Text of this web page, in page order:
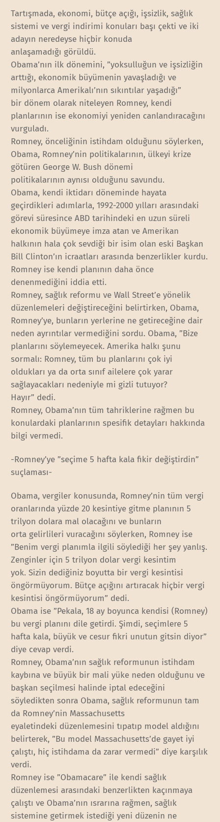
Tartışmada, ekonomi, bütçe açığı, işsizlik, sağlık
sistemi ve vergi indirimi konuları başı çekti ve iki
adayın neredeyse hiçbir konuda
anlaşamadığı görüldü.
Obama’nın ilk dönemini, ”yoksulluğun ve işsizliğin
arttığı, ekonomik büyümenin yavaşladığı ve
milyonlarca Amerikalı’nın sıkıntılar yaşadığı”
bir dönem olarak niteleyen Romney, kendi
planlarının ise ekonomiyi yeniden canlandıracağını
vurguladı.
Romney, önceliğinin istihdam olduğunu söylerken,
Obama, Romney’nin politikalarının, ülkeyi krize
götüren George W. Bush dönemi
politikalarının aynısı olduğunu savundu.
Obama, kendi iktidarı döneminde hayata
geçirdikleri adımlarla, 1992-2000 yılları arasındaki
görevi süresince ABD tarihindeki en uzun süreli
ekonomik büyümeye imza atan ve Amerikan
halkının hala çok sevdiği bir isim olan eski Başkan
Bill Clinton’ın icraatları arasında benzerlikler kurdu.
Romney ise kendi planının daha önce
denenmediğini iddia etti.
Romney, sağlık reformu ve Wall Street’e yönelik
düzenlemeleri değiştireceğini belirtirken, Obama,
Romney’ye, bunların yerlerine ne getireceğine dair
neden ayrıntılar vermediğini sordu. Obama, ”Bize
planlarını söylemeyecek. Amerika halkı şunu
sormalı: Romney, tüm bu planlarını çok iyi
oldukları ya da orta sınıf ailelere çok yarar
sağlayacakları nedeniyle mi gizli tutuyor?
Hayır” dedi.
Romney, Obama’nın tüm tahriklerine rağmen bu
konulardaki planlarının spesifik detayları hakkında
bilgi vermedi.
-Romney’ye ”seçime 5 hafta kala fikir değiştirdin”
suçlaması-
Obama, vergiler konusunda, Romney’nin tüm vergi
oranlarında yüzde 20 kesintiye gitme planının 5
trilyon dolara mal olacağını ve bunların
orta gelirlileri vuracağını söylerken, Romney ise
”Benim vergi planımla ilgili söylediği her şey yanlış.
Zenginler için 5 trilyon dolar vergi kesintim
yok. Sizin dediğiniz boyutta bir vergi kesintisi
öngörmüyorum. Bütçe açığını artıracak hiçbir vergi
kesintisi öngörmüyorum” dedi.
Obama ise ”Pekala, 18 ay boyunca kendisi (Romney)
bu vergi planını dile getirdi. Şimdi, seçimlere 5
hafta kala, büyük ve cesur fikri unutun gitsin diyor”
diye cevap verdi.
Romney, Obama’nın sağlık reformunun istihdam
kaybına ve büyük bir mali yüke neden olduğunu ve
başkan seçilmesi halinde iptal edeceğini
söyledikten sonra Obama, sağlık reformunun tam
da Romney’nin Massachusetts
eyaletindeki düzenlemesini tıpatıp model aldığını
belirterek, ”Bu model Massachusetts’de gayet iyi
çalıştı, hiç istihdama da zarar vermedi” diye karşılık
verdi.
Romney ise ”Obamacare” ile kendi sağlık
düzenlemesi arasındaki benzerlikten kaçınmaya
çalıştı ve Obama’nın ısrarına rağmen, sağlık
sistemine getirmek istediği yeni düzenin ne